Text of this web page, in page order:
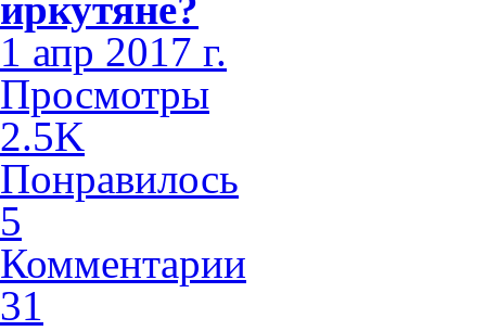
1 апр 2017 г.
Просмотры
2.5K
Понравилось
5
Комментарии
31